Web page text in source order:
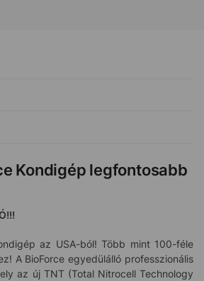
Kondigép legfontosabb
az USA-ból! Több mint 100-féle
A BioForce egyedülálló professzionális
az új TNT (Total Nitrocell Technology